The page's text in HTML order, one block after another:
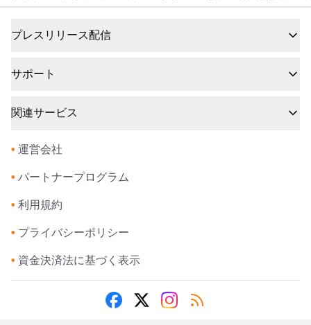
プレスリリース配信
サポート
関連サービス
• 運営会社
• パートナープログラム
• 利用規約
• プライバシーポリシー
• 資金決済法に基づく表示